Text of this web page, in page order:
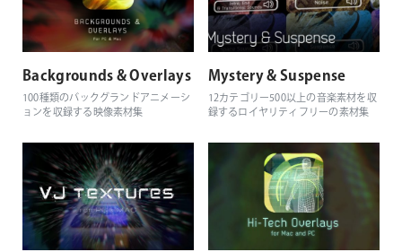
Backgrounds & Overlays
100種類のバックグランドアニメーシ
ョンを収録する映像素材集
Mystery & Suspense
12カテゴリー500以上の音楽素材を収
録するロイヤリティフリーの素材集